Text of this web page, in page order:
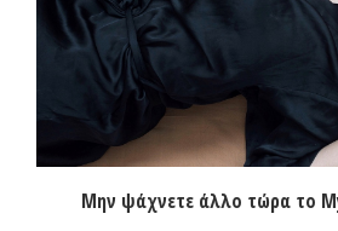
Μην ψάχνετε άλλο τώρα το